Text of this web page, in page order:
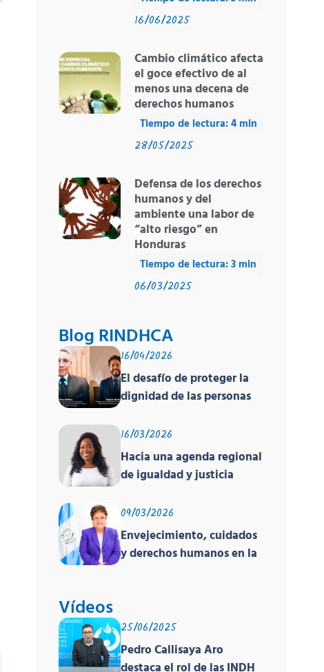
16/06/2025
Cambio climático afecta
el goce efectivo de al
menos una decena de
derechos humanos
28/05/2025
Defensa de los derechos
humanos y del
ambiente una labor de
“alto riesgo” en
Honduras
06/03/2025
Blog RINDHCA
16/04/2026
El desafío de proteger la
dignidad de las personas
un contexto
deshumanizante y cruel
16/03/2026
Hacia una agenda regional
de igualdad y justicia
09/03/2026
Envejecimiento, cuidados
y derechos humanos en la
Vídeos
25/06/2025
Pedro Callisaya Aro